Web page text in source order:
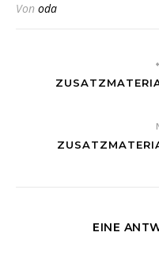
Von oda
EINE